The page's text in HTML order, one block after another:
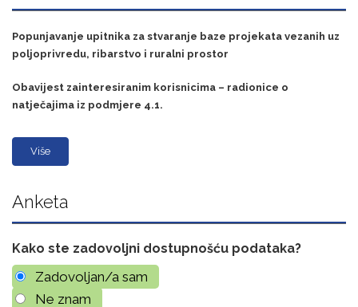
Popunjavanje upitnika za stvaranje baze projekata vezanih uz
poljoprivredu, ribarstvo i ruralni prostor
Obavijest zainteresiranim korisnicima – radionice o
natječajima iz podmjere 4.1.
Više
Anketa
Kako ste zadovoljni dostupnošću podataka?
Zadovoljan/a sam
Ne znam